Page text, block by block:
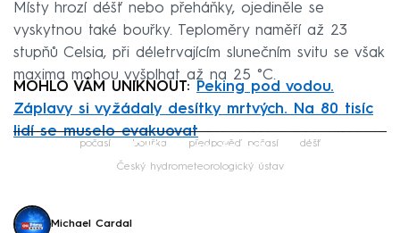
Místy hrozí déšť nebo přeháňky, ojediněle se
vyskytnou také bouřky. Teploměry naměří až 23
stupňů Celsia, při déletrvajícím slunečním svitu se však
maxima mohou vyšplhat až na 25 °C.
MOHLO VÁM UNIKNOUT:
Peking pod vodou.
Záplavy si vyžádaly desítky mrtvých. Na 80 tisíc
lidí se muselo evakuovat
Failed to fetch
počasí bouřka předpověď počasí déšť
Český hydrometeorologický ústav
Michael Cardal